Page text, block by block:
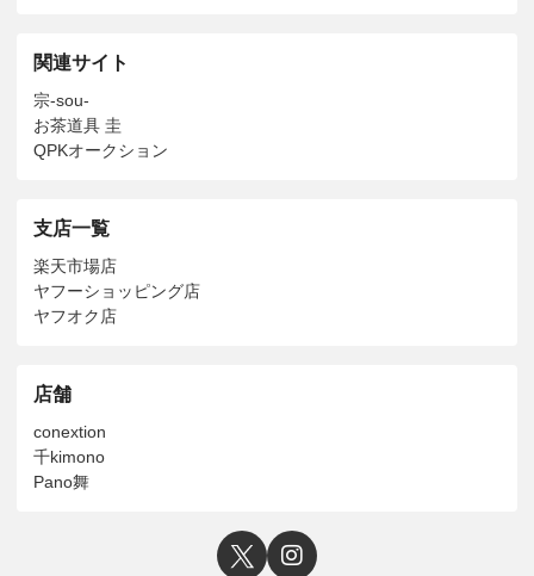
関連サイト
宗-sou-
お茶道具 圭
QPKオークション
支店一覧
楽天市場店
ヤフーショッピング店
ヤフオク店
店舗
conextion
千kimono
Pano舞